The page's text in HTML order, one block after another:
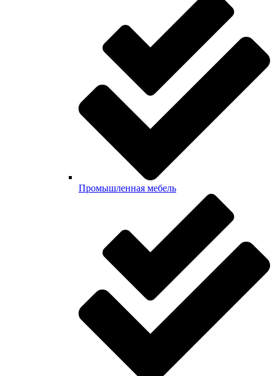
Промышленная мебель